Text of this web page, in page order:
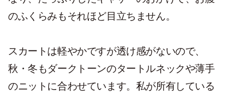
のふくらみもそれほど目立ちません。
スカートは軽やかですが透け感がないので、
秋・冬もダークトーンのタートルネックや薄手
のニットに合わせています。私が所有している